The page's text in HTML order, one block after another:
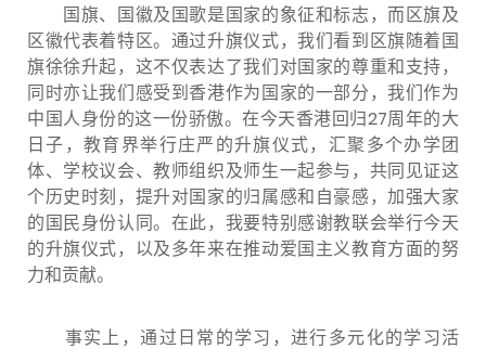
国旗、国徽及国歌是国家的象征和标志，而区旗及
区徽代表着特区。通过升旗仪式，我们看到区旗随着国
旗徐徐升起，这不仅表达了我们对国家的尊重和支持，
同时亦让我们感受到香港作为国家的一部分，我们作为
中国人身份的这一份骄傲。在今天香港回归27周年的大
日子，教育界举行庄严的升旗仪式，汇聚多个办学团
体、学校议会、教师组织及师生一起参与，共同见证这
个历史时刻，提升对国家的归属感和自豪感，加强大家
的国民身份认同。在此，我要特别感谢教联会举行今天
的升旗仪式，以及多年来在推动爱国主义教育方面的努
力和贡献。
事实上，通过日常的学习，进行多元化的学习活